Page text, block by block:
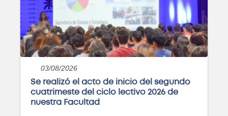
03/08/2026
Se realizó el acto de inicio del segundo
cuatrimeste del ciclo lectivo 2026 de
nuestra Facultad